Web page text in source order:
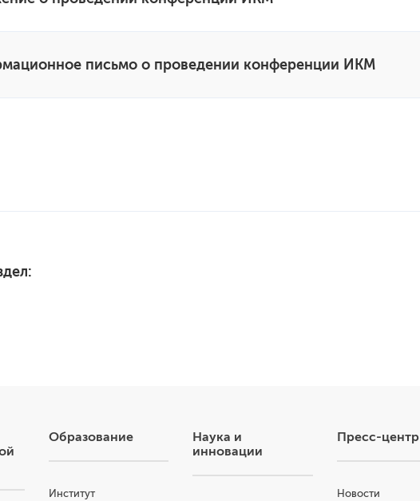
письмо о проведении конференции ИКМ
Образование
Институт
Наука и
инновации
Пресс-центр
Новости